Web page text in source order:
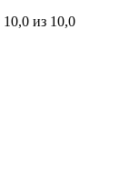
10,0 из 10,0